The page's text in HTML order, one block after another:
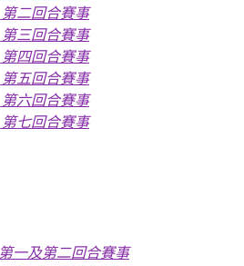
第二回合賽事
第三回合賽事
第四回合賽事
第五回合賽事
第六回合賽事
第七回合賽事
第一及第二回合賽事